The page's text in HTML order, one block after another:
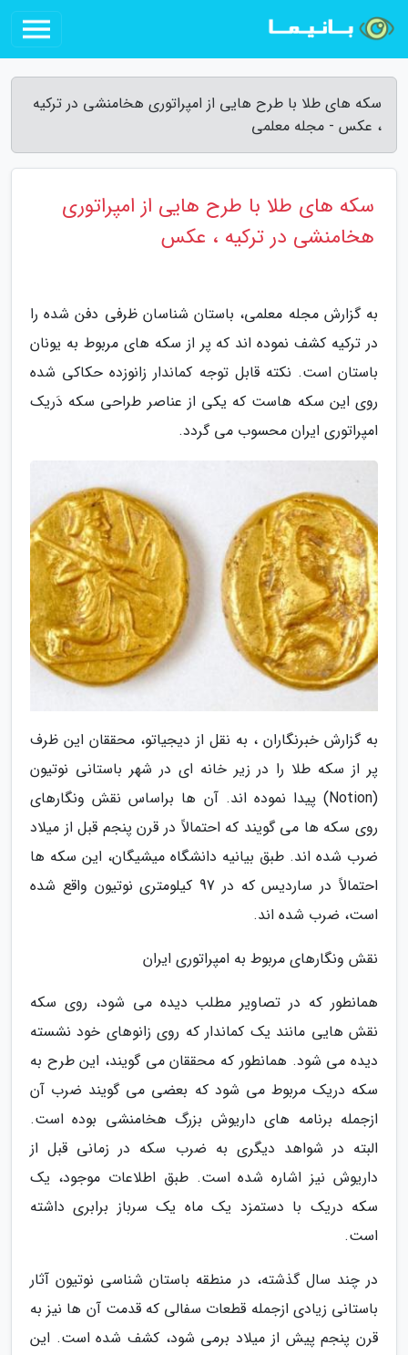
سکه های طلا با طرح هایی از امپراتوری هخامنشی در ترکیه
، عکس - مجله معلمی
سکه های طلا با طرح هایی از امپراتوری
هخامنشی در ترکیه ، عکس
به گزارش مجله معلمی، باستان شناسان ظرفی دفن شده را
در ترکیه کشف نموده اند که پر از سکه های مربوط به یونان
باستان است. نکته قابل توجه کماندار زانوزده حکاکی شده
روی این سکه هاست که یکی از عناصر طراحی سکه دَریک
امپراتوری ایران محسوب می گردد.
به گزارش خبرنگاران ، به نقل از دیجیاتو، محققان این ظرف
پر از سکه طلا را در زیر خانه ای در شهر باستانی نوتیون
(Notion) پیدا نموده اند. آن ها براساس نقش ونگارهای
روی سکه ها می گویند که احتمالاً در قرن پنجم قبل از میلاد
ضرب شده اند. طبق بیانیه دانشگاه میشیگان، این سکه ها
احتمالاً در ساردیس که در 97 کیلومتری نوتیون واقع شده
است، ضرب شده اند.
نقش ونگارهای مربوط به امپراتوری ایران
همانطور که در تصاویر مطلب دیده می شود، روی سکه
نقش هایی مانند یک کماندار که روی زانوهای خود نشسته
دیده می شود. همانطور که محققان می گویند، این طرح به
سکه دریک مربوط می شود که بعضی می گویند ضرب آن
ازجمله برنامه های داریوش بزرگ هخامنشی بوده است.
البته در شواهد دیگری به ضرب سکه در زمانی قبل از
داریوش نیز اشاره شده است. طبق اطلاعات موجود، یک
سکه دریک با دستمزد یک ماه یک سرباز برابری داشته
است.
در چند سال گذشته، در منطقه باستان شناسی نوتیون آثار
باستانی زیادی ازجمله قطعات سفالی که قدمت آن ها نیز به
قرن پنجم پیش از میلاد برمی شود، کشف شده است. این